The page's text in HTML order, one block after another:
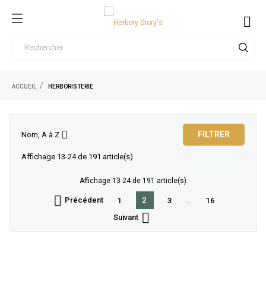

ACCUEIL HERBORISTERIE
Nom, A à Z  FILTRER
Affichage 13-24 de 191 article(s)
Affichage 13-24 de 191 article(s)
 Précédent 1 2 3
16
Suivant 